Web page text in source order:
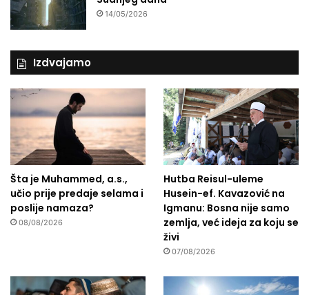
14/05/2026
Izdvajamo
Šta je Muhammed, a.s.,
učio prije predaje selama i
poslije namaza?
08/08/2026
Hutba Reisul-uleme
Husein-ef. Kavazović na
Igmanu: Bosna nije samo
zemlja, već ideja za koju se
živi
07/08/2026